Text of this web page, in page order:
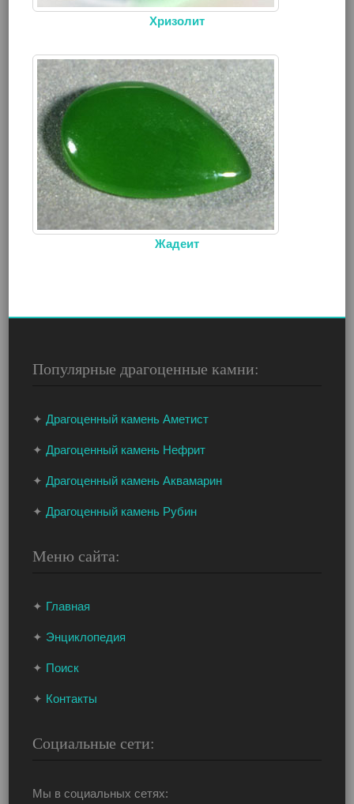
Хризолит
Жадеит
Популярные драгоценные камни:
✦Драгоценный камень Аметист
✦Драгоценный камень Нефрит
✦Драгоценный камень Аквамарин
✦Драгоценный камень Рубин
Меню сайта:
✦ Главная
✦ Энциклопедия
✦ Поиск
✦ Контакты
Социальные сети:
Мы в социальных сетях: